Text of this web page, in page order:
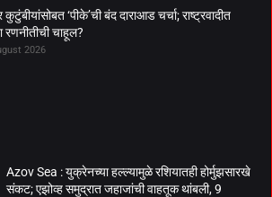
कुटुंबीयांसोबत ‘पीके’ची बंद दाराआड चर्चा; राष्ट्रवादीत
रणनीतीची चाहूल?
2026
Azov Sea : युक्रेनच्या हल्ल्यामुळे रशियातही होर्मुझसारखे
संकट; एझोव्ह समुद्रात जहाजांची वाहतूक थांबली, 9